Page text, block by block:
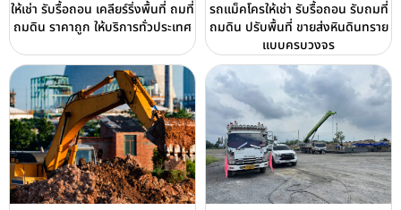
ให้เช่า รับรื้อถอน เคลียร์ริ่งพื้นที่ ถมที่
ถมดิน ราคาถูก ให้บริการทั่วประเทศ
รถแม็คโครให้เช่า รับรื้อถอน รับถมที่
ถมดิน ปรับพื้นที่ ขายส่งหินดินทราย
แบบครบวงจร